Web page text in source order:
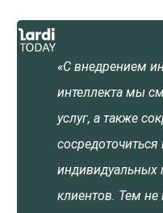
«С внедрением
интеллекта мы
услуг, а также
индивидуальных
клиентов. Тем